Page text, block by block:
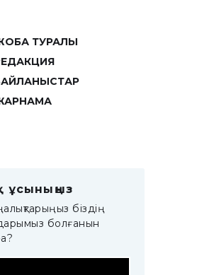
ТУРАЛЫ
ұсыныңыз
біздің
болғанын